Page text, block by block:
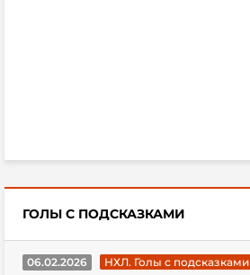
ГОЛЫ С ПОДСКАЗКАМИ
06.02.2026
НХЛ. Голы с подсказками